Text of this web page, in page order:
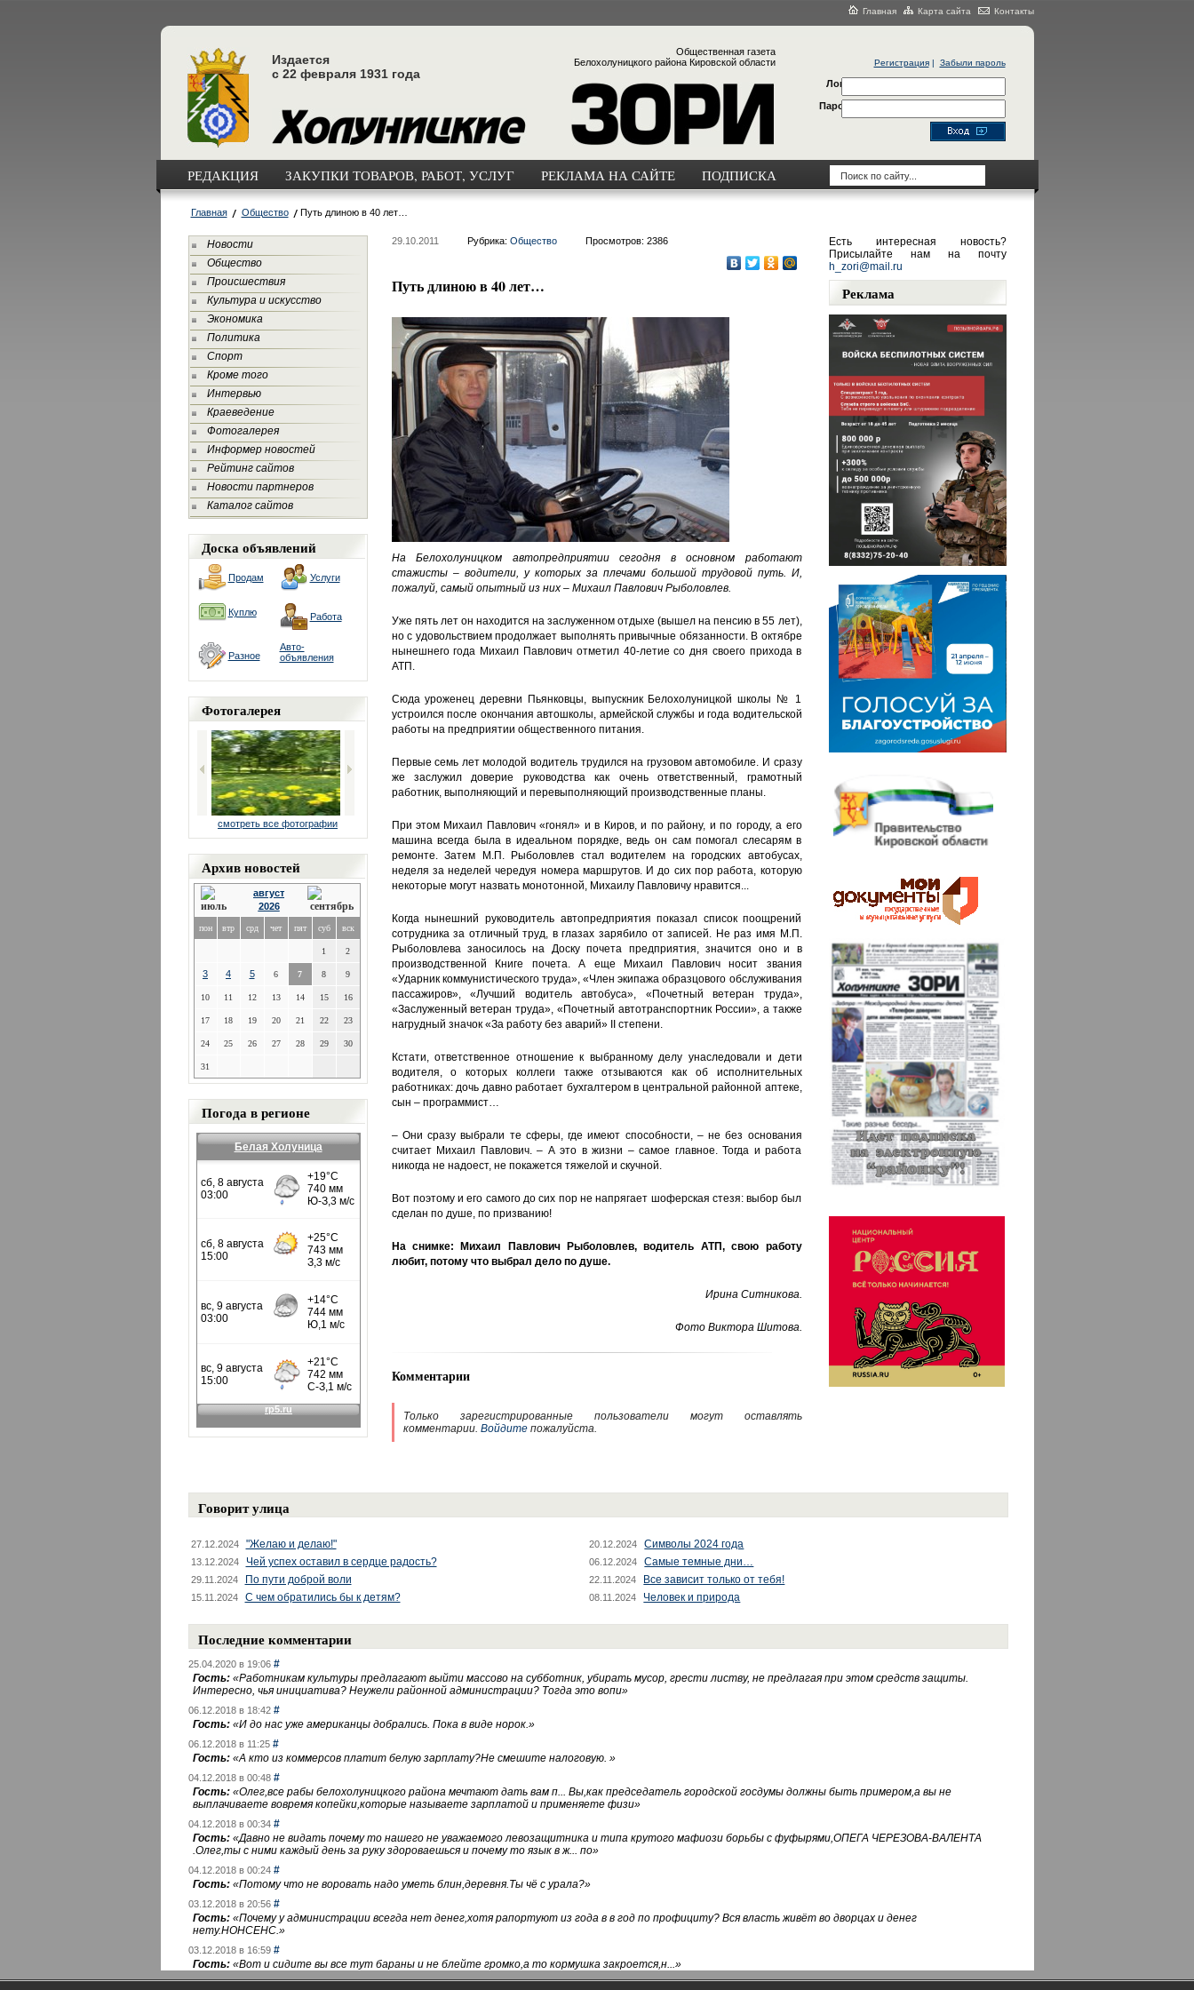
Главная Карта сайта Контакты
Издается
с 22 февраля 1931 года
Общественная газета
Белохолуницкого района Кировской области
Регистрация| Забыли пароль
Логин
Пароль
РЕДАКЦИЯ ЗАКУПКИ ТОВАРОВ, РАБОТ, УСЛУГ РЕКЛАМА НА САЙТЕ ПОДПИСКА
Главная Общество Путь длиною в 40 лет…
Новости
Общество
Происшествия
Культура и искусство
Экономика
Политика
Спорт
Кроме того
Интервью
Краеведение
Фотогалерея
Информер новостей
Рейтинг сайтов
Новости партнеров
Каталог сайтов
Доска объявлений
Продам Услуги
Куплю Работа
Разное
Авто-
объявления
Фотогалерея
смотреть все фотографии
Архив новостей
август
2026
пон втр срд чет пят суб вск
1 2
3 4 5 6 7 8 9
10 11 12 13 14 15 16
17 18 19 20 21 22 23
24 25 26 27 28 29 30
31
Погода в регионе
Белая Холуница
29.10.2011 Рубрика: Общество Просмотров: 2386
Путь длиною в 40 лет…
На Белохолуницком автопредприятии сегодня в основном работают
стажисты – водители, у которых за плечами большой трудовой путь. И,
пожалуй, самый опытный из них – Михаил Павлович Рыболовлев.
Уже пять лет он находится на заслуженном отдыхе (вышел на пенсию в 55 лет),
но с удовольствием продолжает выполнять привычные обязанности. В октябре
нынешнего года Михаил Павлович отметил 40-летие со дня своего прихода в
АТП.
Сюда уроженец деревни Пьянковцы, выпускник Белохолуницкой школы № 1
устроился после окончания автошколы, армейской службы и года водительской
работы на предприятии общественного питания.
Первые семь лет молодой водитель трудился на грузовом автомобиле. И сразу
же заслужил доверие руководства как очень ответственный, грамотный
работник, выполняющий и перевыполняющий производственные планы.
При этом Михаил Павлович «гонял» и в Киров, и по району, и по городу, а его
машина всегда была в идеальном порядке, ведь он сам помогал слесарям в
ремонте. Затем М.П. Рыболовлев стал водителем на городских автобусах,
неделя за неделей чередуя номера маршрутов. И до сих пор работа, которую
некоторые могут назвать монотонной, Михаилу Павловичу нравится...
Когда нынешний руководитель автопредприятия показал список поощрений
сотрудника за отличный труд, в глазах зарябило от записей. Не раз имя М.П.
Рыболовлева заносилось на Доску почета предприятия, значится оно и в
производственной Книге почета. А еще Михаил Павлович носит звания
«Ударник коммунистического труда», «Член экипажа образцового обслуживания
пассажиров», «Лучший водитель автобуса», «Почетный ветеран труда»,
«Заслуженный ветеран труда», «Почетный автотранспортник России», а также
нагрудный значок «За работу без аварий» II степени.
Кстати, ответственное отношение к выбранному делу унаследовали и дети
водителя, о которых коллеги также отзываются как об исполнительных
работниках: дочь давно работает бухгалтером в центральной районной аптеке,
сын – программист…
– Они сразу выбрали те сферы, где имеют способности, – не без основания
считает Михаил Павлович. – А это в жизни – самое главное. Тогда и работа
никогда не надоест, не покажется тяжелой и скучной.
Вот поэтому и его самого до сих пор не напрягает шоферская стезя: выбор был
сделан по душе, по призванию!
На снимке: Михаил Павлович Рыболовлев, водитель АТП, свою работу
любит, потому что выбрал дело по душе.
Ирина Ситникова.
Фото Виктора Шитова.
Комментарии
Только зарегистрированные пользователи могут оставлять
комментарии. Войдитепожалуйста.
Есть интересная новость?
Присылайте нам на почту
h_zori@mail.ru
Реклама
Говорит улица
27.12.2024 "Желаю и делаю!" 20.12.2024 Символы 2024 года
13.12.2024 Чей успех оставил в сердце радость? 06.12.2024 Самые темные дни…
29.11.2024 По пути доброй воли 22.11.2024 Все зависит только от тебя!
15.11.2024 С чем обратились бы к детям? 08.11.2024 Человек и природа
Последние комментарии
25.04.2020 в 19:06 #
Гость: «Работникам культуры предлагают выйти массово на субботник, убирать мусор, грести листву, не предлагая при этом средств защиты.
Интересно, чья инициатива? Неужели районной администрации? Тогда это вопи»
06.12.2018 в 18:42 #
Гость: «И до нас уже американцы добрались. Пока в виде норок.»
06.12.2018 в 11:25 #
Гость: «А кто из коммерсов платит белую зарплату?Не смешите налоговую. »
04.12.2018 в 00:48 #
Гость: «Олег,все рабы белохолуницкого района мечтают дать вам п... Вы,как председатель городской госдумы должны быть примером,а вы не
выплачиваете вовремя копейки,которые называете зарплатой и применяете физи»
04.12.2018 в 00:34 #
Гость: «Давно не видать почему то нашего не уважаемого левозащитника и типа крутого мафиози борьбы с фуфырями,ОПЕГА ЧЕРЕЗОВА-ВАЛЕНТА
.Олег,ты с ними каждый день за руку здороваешься и почему то язык в ж... по»
04.12.2018 в 00:24 #
Гость: «Потому что не воровать надо уметь блин,деревня.Ты чё с урала?»
03.12.2018 в 20:56 #
Гость: «Почему у администрации всегда нет денег,хотя рапортуют из года в в год по профициту? Вся власть живёт во дворцах и денег
нету.НОНСЕНС.»
03.12.2018 в 16:59 #
Гость: «Вот и сидите вы все тут бараны и не блейте громко,а то кормушка закроется,н...»